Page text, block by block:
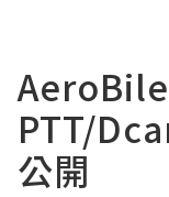
AeroBile
PTT/
公開